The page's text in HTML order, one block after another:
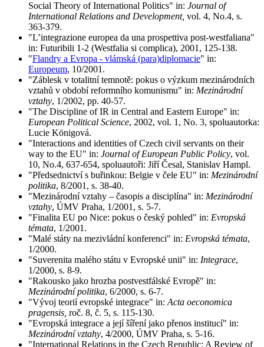
Social Theory of International Politics" in: Journal of
International Relations and Development, vol. 4, No.4, s.
363-379.
"L’integrazione europea da una prospettiva post-westfaliana"
in: Futuribili 1-2 (Westfalia si complica), 2001, 125-138.
"Flandry a Evropa - vlámská (para)diplomacie" in:
Europeum, 10/2001.
"Záblesk v totalitní temnotě: pokus o výzkum mezinárodních
vztahů v období reformního komunismu" in: Mezinárodní
vztahy, 1/2002, pp. 40-57.
"The Discipline of IR in Central and Eastern Europe" in:
European Political Science, 2002, vol. 1, No. 3, spoluautorka:
Lucie Königová.
"Interactions and identities of Czech civil servants on their
way to the EU" in: Journal of European Public Policy, vol.
10, No.4, 637-654, spoluautoři: Jiří Česal, Stanislav Hampl.
"Předsednictví s buřinkou: Belgie v čele EU" in: Mezinárodní
politika, 8/2001, s. 38-40.
"Mezinárodní vztahy – časopis a disciplína" in: Mezinárodní
vztahy, ÚMV Praha, 1/2001, s. 5-7.
"Finalita EU po Nice: pokus o český pohled" in: Evropská
témata, 1/2001.
"Malé státy na mezivládní konferenci" in: Evropská témata,
1/2000.
"Suverenita malého státu v Evropské unii" in: Integrace,
1/2000, s. 8-9.
"Rakousko jako hrozba postvestfálské Evropě" in:
Mezinárodní politika, 6/2000, s. 6-7.
"Vývoj teorií evropské integrace" in: Acta oeconomica
pragensis, roč. 8, č. 5, s. 115-130.
"Evropská integrace a její šíření jako přenos institucí" in:
Mezinárodní vztahy, 4/2000, ÚMV Praha, s. 5-16.
"International Relations in the Czech Republic: A Review of